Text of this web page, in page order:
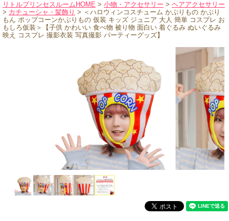
リトルプリンセスルームHOME > 小物・アクセサリー > ヘアアクセサリー
> カチューシャ・髪飾り > ＜ハロウィンコスチューム かぶりもの かぶり
もん ポップコーンかぶりもの 仮装 キッズ ジュニア 大人 簡単 コスプレ お
もしろ仮装＞【子供 かわいい 食べ物 被り物 面白い 着ぐるみ ぬいぐるみ
映え コスプレ 撮影衣装 写真撮影 パーティーグッズ】
アウトレット
ショッピングインフォメーション
お支払・送料
返品・交換
サイズの測り方
よくあるご質問
レビューを見る
ブログ
ニュースレター購読
マイページログイン